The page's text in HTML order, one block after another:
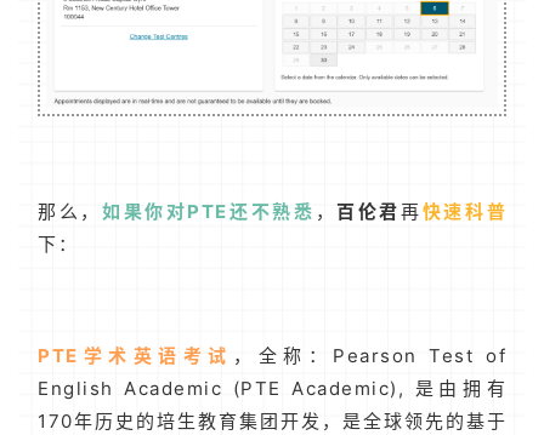
那么， 如果你对PTE还不熟悉 ，百伦君再快速科普
下：
PTE学术英语考试 ，全称：Pearson Test of
English Academic (PTE Academic), 是由拥有
170年历史的培生教育集团开发，是全球领先的基于